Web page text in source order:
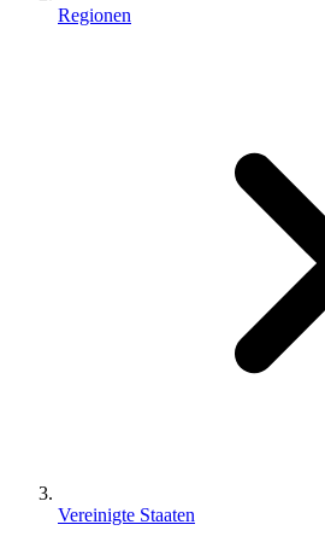
Regionen
Vereinigte Staaten